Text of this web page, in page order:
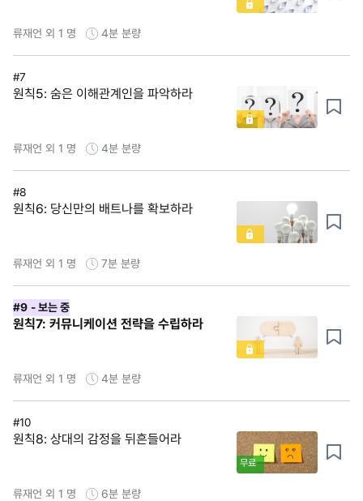
류재언 외 1 명 4분 분량
#7
원칙5: 숨은 이해관계인을 파악하라
류재언 외 1 명 4분 분량
#8
원칙6: 당신만의 배트나를 확보하라
류재언 외 1 명 7분 분량
#9 - 보는 중
원칙7: 커뮤니케이션 전략을 수립하라
류재언 외 1 명 4분 분량
#10
원칙8: 상대의 감정을 뒤흔들어라
무료
류재언 외 1 명 6분 분량